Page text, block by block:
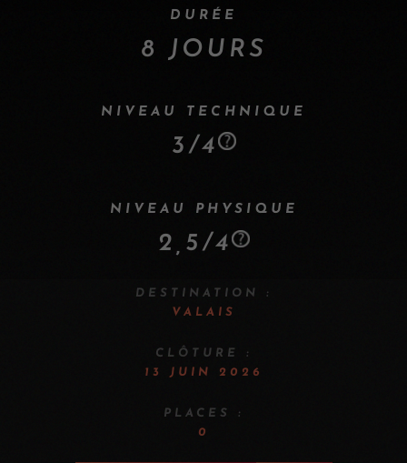
DURÉE
8 JOURS
NIVEAU TECHNIQUE
3/4
NIVEAU PHYSIQUE
2,5/4
DESTINATION :
VALAIS
CLÔTURE :
13 JUIN 2026
PLACES :
0